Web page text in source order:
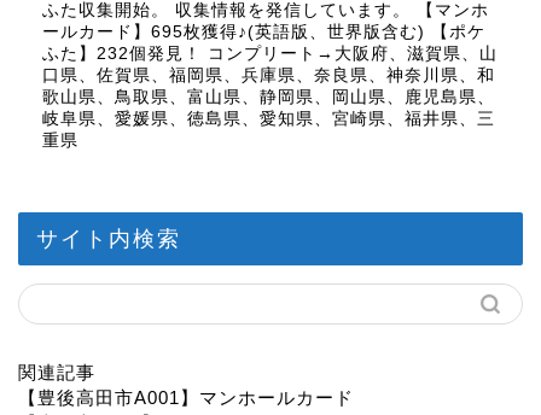
ふた収集開始。 収集情報を発信しています。 【マンホ
ールカード】695枚獲得♪(英語版、世界版含む) 【ポケ
ふた】232個発見！ コンプリート→大阪府、滋賀県、山
口県、佐賀県、福岡県、兵庫県、奈良県、神奈川県、和
歌山県、鳥取県、富山県、静岡県、岡山県、鹿児島県、
岐阜県、愛媛県、徳島県、愛知県、宮崎県、福井県、三
重県
サイト内検索
関連記事
【豊後高田市A001】マンホールカード